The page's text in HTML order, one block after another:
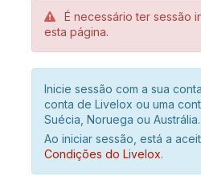
É necessário ter sessão
esta página.
Inicie sessão com a sua
conta de Livelox ou uma
Suécia, Noruega ou Austrália.
Ao iniciar sessão, está a
Condições do Livelox.